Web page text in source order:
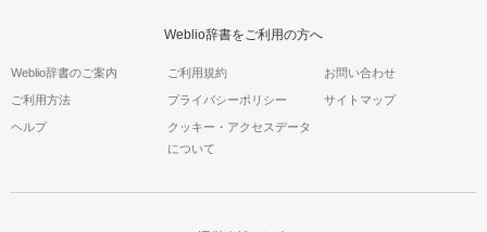
Weblio辞書をご利用の方へ
Weblio辞書のご案内 ご利用規約 お問い合わせ
ご利用方法 プライバシーポリシー サイトマップ
ヘルプ
クッキー・アクセスデータ
について